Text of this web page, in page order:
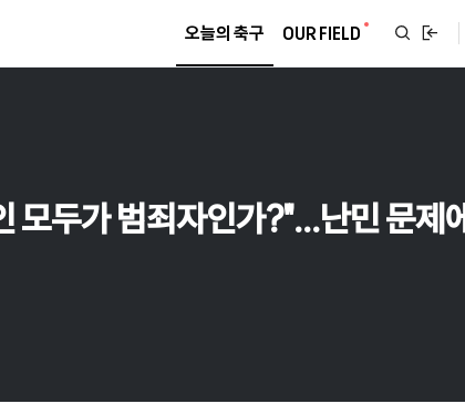
오늘의 축구 OUR FIELD
모두가 범죄자인가?"…난민 문제에